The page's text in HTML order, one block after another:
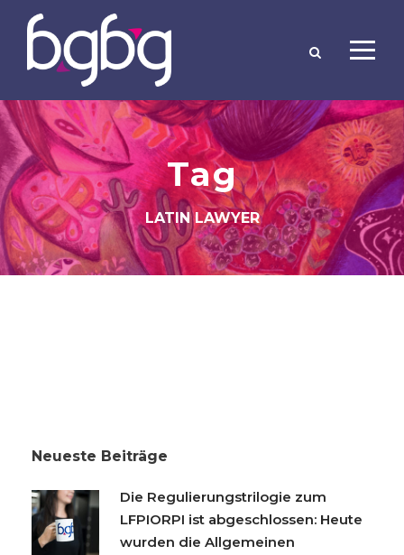
Tag
LATIN LAWYER
Neueste Beiträge
Die Regulierungstrilogie zum
LFPIORPI ist abgeschlossen: Heute
wurden die Allgemeinen